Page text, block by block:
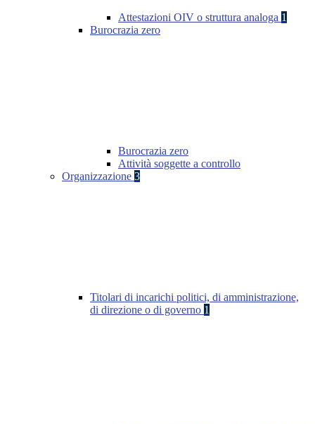
Attestazioni OIV o struttura analoga 1
Burocrazia zero
Burocrazia zero
Attività soggette a controllo
Organizzazione 3
Titolari di incarichi politici, di amministrazione,
di direzione o di governo 1